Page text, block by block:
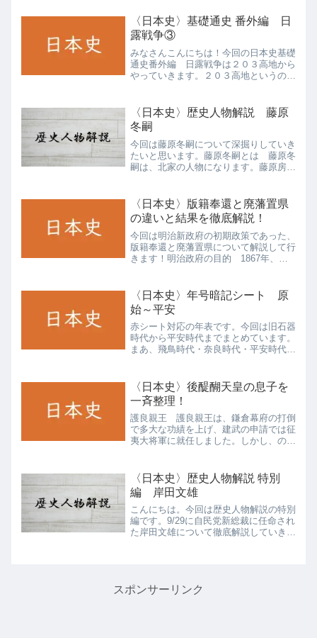
〈日本史〉基礎通史 番外編 日
露戦争③
みなさんこんにちは！今回の日本史基礎
通史番外編 日露戦争は２０３高地から
やっていきます。２０３高地というのは
が自由に行動するためには旅順港に閉じ
こもった旅順艦隊を何とし...
〈日本史〉歴史人物解説 藤原
冬嗣
今回は藤原冬嗣について深掘りしていき
たいと思います。藤原冬嗣とは 藤原冬
嗣は、北家の人物になります。藤原房前
距離がありました。 桓武天皇・平城天
皇のころから順調に活躍し...
〈日本史〉版籍奉還と廃藩置県
の違いと結果を徹底解説！
今回は明治新政府の初期政策であった、
版籍奉還と廃藩置県について解説して行
きます！明治政府の目的 1867年、徳
したね。ただし、あくまで藩という仕組
みは残っていました。新政...
〈日本史〉年号暗記シート 原
始～平安
赤シート対応の年表です。今回は旧石器
時代から平安時代までまとめています。
まあ、飛鳥時代・奈良時代・平安時代が
日本史 年表 原始～平安ダウンロード
〈日本史〉後醍醐天皇の息子を
一斉整理！
護良親王 護良親王は、鎌倉幕府の打倒
で多大な功績を上げ、建武の申請では征
夷大将軍に就任しました。しかし、のち
てしまいました。義良親王 鎌倉幕府滅
亡後、建武の新政が始まり...
〈日本史〉歴史人物解説 特別
編 岸田文雄
こんにちは。今回は歴史人物解説の特別
編です。9/29に自民党新総裁に任命され
た岸田文雄について徹底解説していきた
スポンサーリンク